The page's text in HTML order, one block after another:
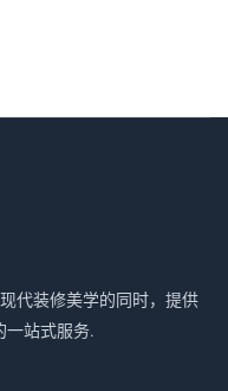
代装修美学的同时，提供
一站式服务.